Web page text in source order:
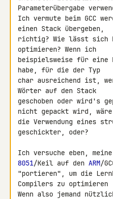
Parameterübergabe
Ich vermute beim GCC
einen Stack übergeben,
richtig? Wie lässt sich
optimieren? Wenn ich
beispielsweise für eine
habe, für die der Typ
char ausreichend ist,
Wörter auf den Stack
geschoben oder wird's
nicht gepackt wird, wäre
die Verwendung eines
geschickter, oder?
8051/Keil auf den ARM/
"portieren", um die
Compilers zu optimieren
Wenn also jemand